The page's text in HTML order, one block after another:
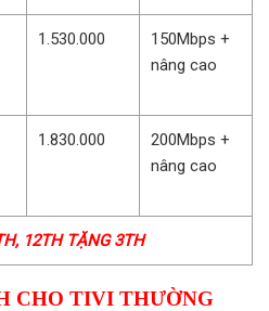
1.530.000
150Mbps +
nâng cao
1.830.000
200Mbps +
nâng cao
12TH TẶNG 3TH
CHO TIVI THƯỜNG